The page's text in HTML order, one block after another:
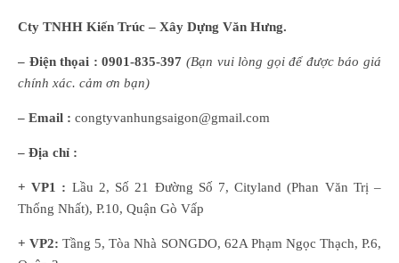
Cty TNHH Kiến Trúc – Xây Dựng Văn Hưng.
– Điện thọai : 0901-835-397 (Bạn vui lòng gọi để được báo giá
chính xác. cảm ơn bạn)
– Email : congtyvanhungsaigon@gmail.com
– Địa chỉ :
+ VP1 : Lầu 2, Số 21 Đường Số 7, Cityland (Phan Văn Trị –
Thống Nhất), P.10, Quận Gò Vấp
+ VP2:Tầng 5, Tòa Nhà SONGDO, 62A Phạm Ngọc Thạch, P.6,